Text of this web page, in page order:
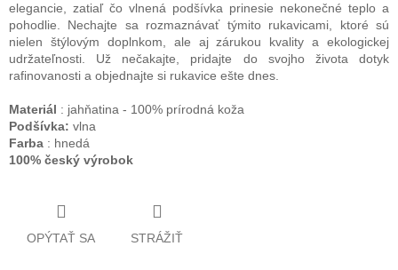
elegancie, zatiaľ čo vlnená podšívka prinesie nekonečné teplo a
pohodlie. Nechajte sa rozmaznávať týmito rukavicami, ktoré sú
nielen štýlovým doplnkom, ale aj zárukou kvality a ekologickej
udržateľnosti. Už nečakajte, pridajte do svojho života dotyk
rafinovanosti a objednajte si rukavice ešte dnes.
Materiál : jahňatina - 100% prírodná koža
Podšívka: vlna
Farba : hnedá
100% český výrobok
OPÝTAŤ SA STRÁŽIŤ